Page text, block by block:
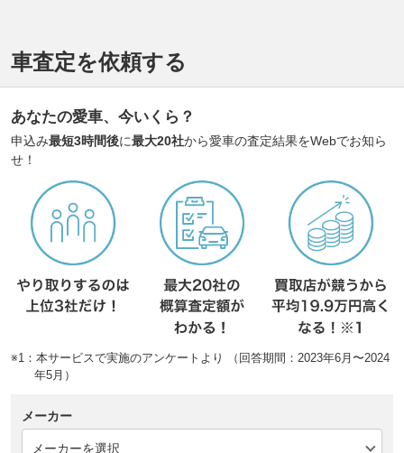
車査定を依頼する
あなたの愛車、今いくら？
申込み最短3時間後に最大20社から愛車の査定結果をWebでお知ら
せ！
※1：本サービスで実施のアンケートより （回答期間：2023年6月〜2024
年5月）
メーカー